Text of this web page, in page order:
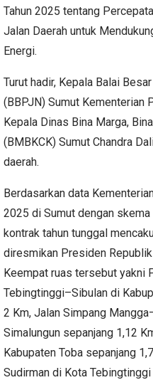
Tahun 2025 tentang
Jalan Daerah untuk
Energi.
Turut hadir, Kepala Balai
(BBPJN) Sumut Kementerian
Kepala Dinas Bina Marga,
(BMBKCK) Sumut Chandra
daerah.
Berdasarkan data
2025 di Sumut dengan skema
kontrak tahun tunggal
diresmikan Presiden
Keempat ruas tersebut yakni
Tebingtinggi–Sibulan di
2 Km, Jalan Simpang
Simalungun sepanjang 1,12
Kabupaten Toba sepanjang
Sudirman di Kota